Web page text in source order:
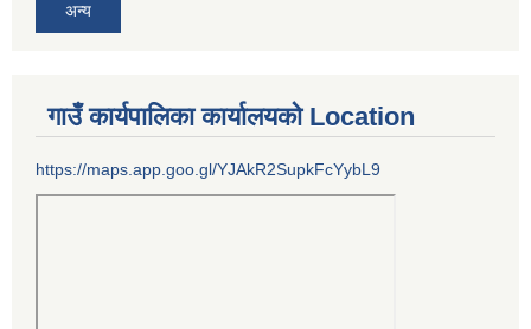
अन्य
गाउँ कार्यपालिका कार्यालयको Location
https://maps.app.goo.gl/YJAkR2SupkFcYybL9